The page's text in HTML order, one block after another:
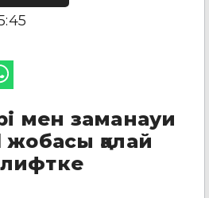
мен заманауи
қалай
лифтке